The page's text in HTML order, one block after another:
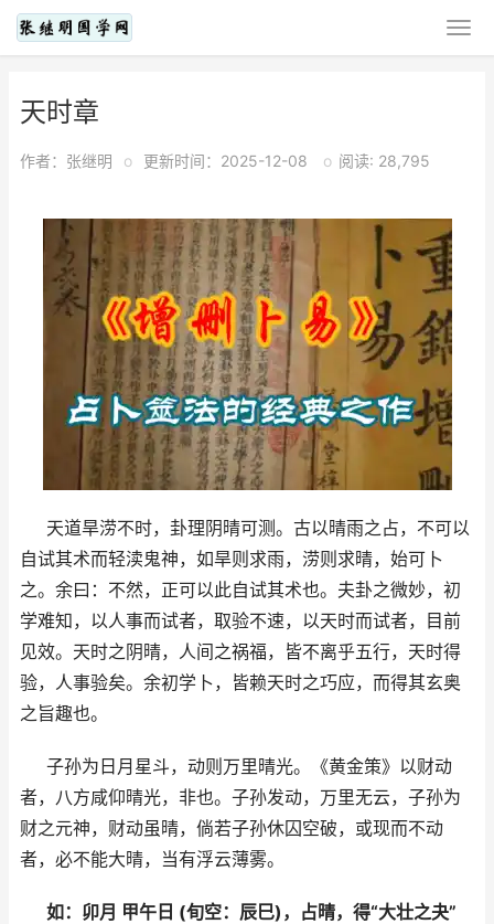
天时章
作者：张继明 o 更新时间：2025-12-08 o 阅读: 28,795
天道旱涝不时，卦理阴晴可测。古以晴雨之占，不可以
自试其术而轻渎鬼神，如旱则求雨，涝则求晴，始可卜
之。余曰：不然，正可以此自试其术也。夫卦之微妙，初
学难知，以人事而试者，取验不速，以天时而试者，目前
见效。天时之阴晴，人间之祸福，皆不离乎五行，天时得
验，人事验矣。余初学卜，皆赖天时之巧应，而得其玄奥
之旨趣也。
子孙为日月星斗，动则万里晴光。《黄金策》以财动
者，八方咸仰晴光，非也。子孙发动，万里无云，子孙为
财之元神，财动虽晴，倘若子孙休囚空破，或现而不动
者，必不能大晴，当有浮云薄雾。
如：卯月 甲午日 (旬空：辰巳)，占晴，得“大壮之夬”